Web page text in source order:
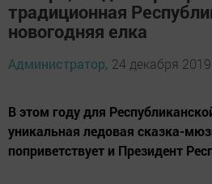
традиционная
новогодняя елка
Администратор, 24 декабря
В этом году для
уникальная ледовая сказка-
поприветствует и Президент